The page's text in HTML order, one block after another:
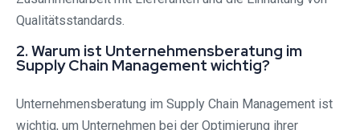
Qualitätsstandards.
2. Warum ist Unternehmensberatung im
Supply Chain Management wichtig?
Unternehmensberatung im Supply Chain Management ist
wichtig, um Unternehmen bei der Optimierung ihrer